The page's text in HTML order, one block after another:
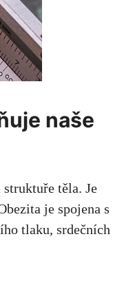
naše
těla.⁣ Je
​je spojena s⁤
tlaku, srdečních